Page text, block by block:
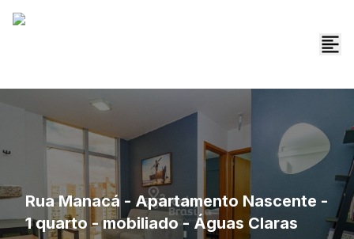
Rua Manacá - Apartamento Nascente -
1 quarto - mobiliado - Águas Claras